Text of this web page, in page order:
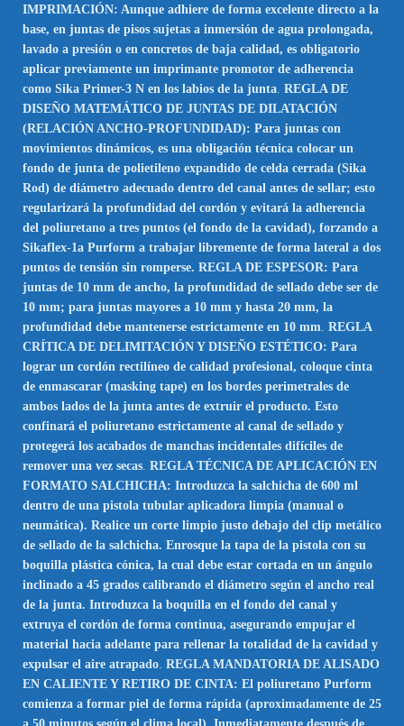
IMPRIMACIÓN: Aunque adhiere de forma excelente directo a la
base, en juntas de pisos sujetas a inmersión de agua prolongada,
lavado a presión o en concretos de baja calidad, es obligatorio
aplicar previamente un imprimante promotor de adherencia
como Sika Primer-3 N en los labios de la junta REGLA DE
DISEÑO MATEMÁTICO DE JUNTAS DE DILATACIÓN
(RELACIÓN ANCHO-PROFUNDIDAD): Para juntas con
movimientos dinámicos, es una obligación técnica colocar un
fondo de junta de polietileno expandido de celda cerrada (Sika
Rod) de diámetro adecuado dentro del canal antes de sellar; esto
regularizará la profundidad del cordón y evitará la adherencia
del poliuretano a tres puntos (el fondo de la cavidad), forzando a
Sikaflex-1a Purform a trabajar libremente de forma lateral a dos
puntos de tensión sin romperse. REGLA DE ESPESOR: Para
juntas de 10 mm de ancho, la profundidad de sellado debe ser de
10 mm; para juntas mayores a 10 mm y hasta 20 mm, la
profundidad debe mantenerse estrictamente en 10 mm REGLA
CRÍTICA DE DELIMITACIÓN Y DISEÑO ESTÉTICO: Para
lograr un cordón rectilíneo de calidad profesional, coloque cinta
de enmascarar (masking tape) en los bordes perimetrales de
ambos lados de la junta antes de extruir el producto. Esto
confinará el poliuretano estrictamente al canal de sellado y
protegerá los acabados de manchas incidentales difíciles de
remover una vez secas REGLA TÉCNICA DE APLICACIÓN EN
FORMATO SALCHICHA: Introduzca la salchicha de 600 ml
dentro de una pistola tubular aplicadora limpia (manual o
neumática). Realice un corte limpio justo debajo del clip metálico
de sellado de la salchicha. Enrosque la tapa de la pistola con su
boquilla plástica cónica, la cual debe estar cortada en un ángulo
inclinado a 45 grados calibrando el diámetro según el ancho real
de la junta. Introduzca la boquilla en el fondo del canal y
extruya el cordón de forma continua, asegurando empujar el
material hacia adelante para rellenar la totalidad de la cavidad y
expulsar el aire atrapado REGLA MANDATORIA DE ALISADO
EN CALIENTE Y RETIRO DE CINTA: El poliuretano Purform
comienza a formar piel de forma rápida (aproximadamente de 25